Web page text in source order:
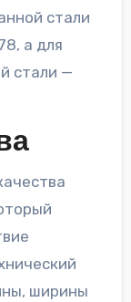
стали
а для
стали —
ширины